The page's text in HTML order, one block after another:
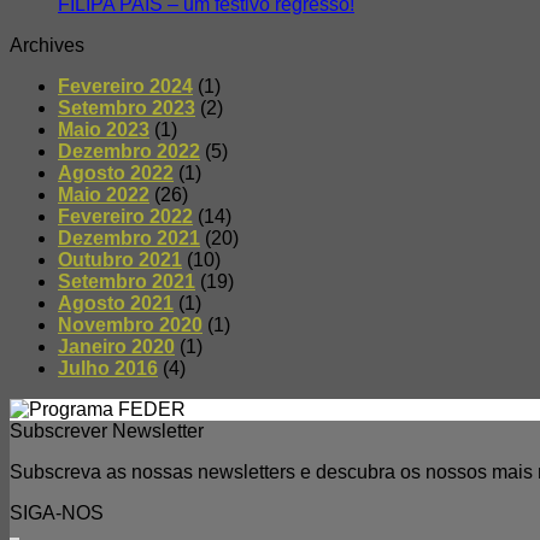
Archives
Fevereiro 2024 (1)
Setembro 2023 (2)
Maio 2023 (1)
Dezembro 2022 (5)
Agosto 2022 (1)
Maio 2022 (26)
Fevereiro 2022 (14)
Dezembro 2021 (20)
Outubro 2021 (10)
Setembro 2021 (19)
Agosto 2021 (1)
Novembro 2020 (1)
Janeiro 2020 (1)
Julho 2016 (4)
Subscrever Newsletter
Subscreva as nossas newsletters e descubra os nossos
SIGA-NOS